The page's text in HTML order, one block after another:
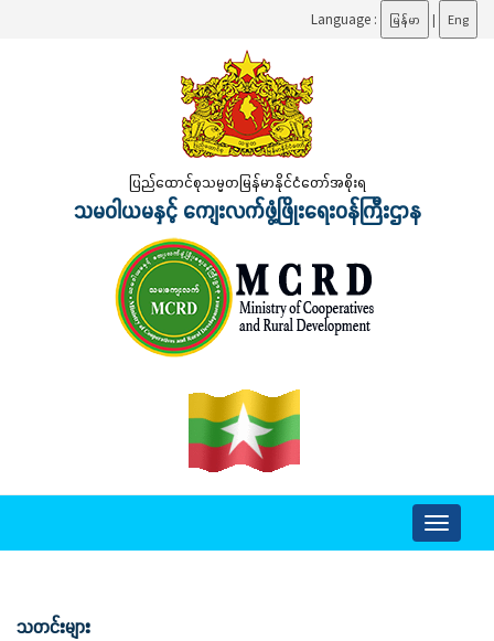
Language : မြန်မာ | Eng
ပြည်ထောင်စုသမ္မတမြန်မာနိုင်ငံတော်အစိုးရ
သမဝါယမနှင့် ကျေးလက်ဖွံ့ဖြိုးရေးဝန်ကြီးဌာန
Toggle
သတင်းများ